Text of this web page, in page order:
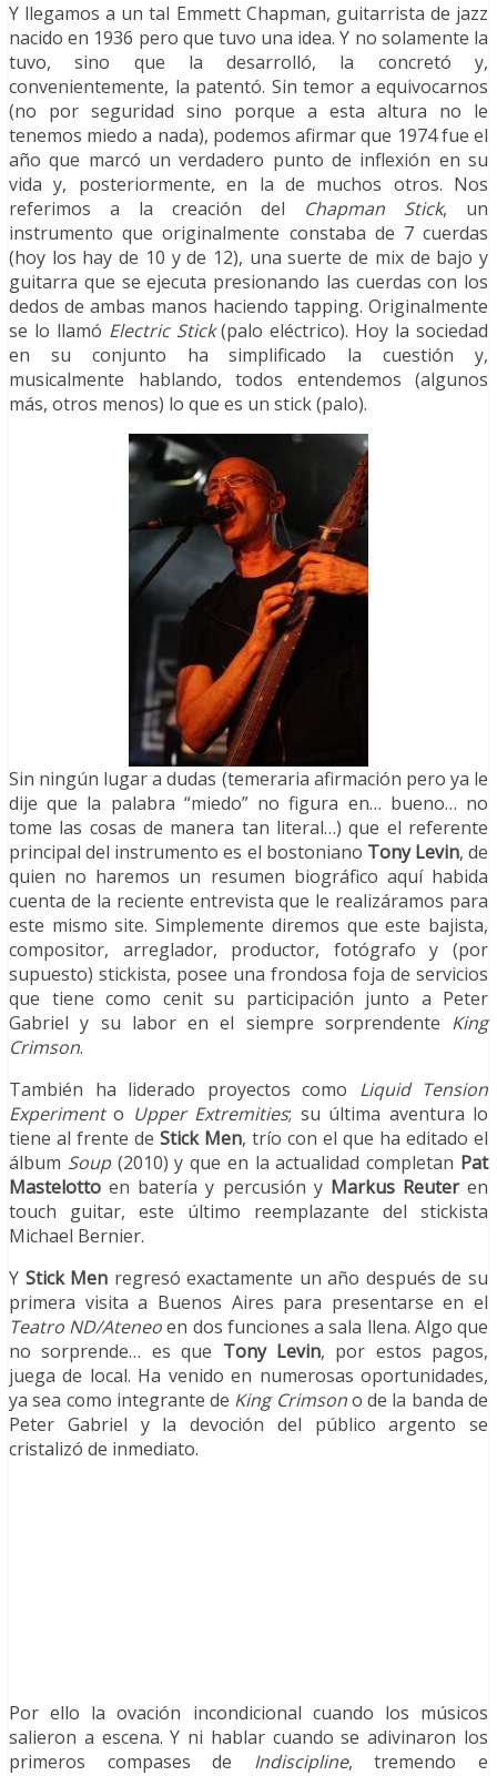
Y llegamos a un tal Emmett Chapman, guitarrista de jazz
nacido en 1936 pero que tuvo una idea. Y no solamente la
tuvo, sino que la desarrolló, la concretó y,
convenientemente, la patentó. Sin temor a equivocarnos
(no por seguridad sino porque a esta altura no le
tenemos miedo a nada), podemos afirmar que 1974 fue el
año que marcó un verdadero punto de inflexión en su
vida y, posteriormente, en la de muchos otros. Nos
referimos a la creación del Chapman Stick, un
instrumento que originalmente constaba de 7 cuerdas
(hoy los hay de 10 y de 12), una suerte de mix de bajo y
guitarra que se ejecuta presionando las cuerdas con los
dedos de ambas manos haciendo tapping. Originalmente
se lo llamó Electric Stick(palo eléctrico). Hoy la sociedad
en su conjunto ha simplificado la cuestión y,
musicalmente hablando, todos entendemos (algunos
más, otros menos) lo que es un stick (palo).
Sin ningún lugar a dudas (temeraria afirmación pero ya le
dije que la palabra “miedo” no figura en… bueno… no
tome las cosas de manera tan literal…) que el referente
principal del instrumento es el bostoniano Tony Levin, de
quien no haremos un resumen biográfico aquí habida
cuenta de la reciente entrevista que le realizáramos para
este mismo site. Simplemente diremos que este bajista,
compositor, arreglador, productor, fotógrafo y (por
supuesto) stickista, posee una frondosa foja de servicios
que tiene como cenit su participación junto a Peter
Gabriel y su labor en el siempre sorprendente King
Crimson.
También ha liderado proyectos como Liquid Tension
Experimento Upper Extremities; su última aventura lo
tiene al frente de Stick Men, trío con el que ha editado el
álbum Soup(2010) y que en la actualidad completan Pat
Mastelotto en batería y percusión y Markus Reuteren
touch guitar, este último reemplazante del stickista
Michael Bernier.
Y Stick Men regresó exactamente un año después de su
primera visita a Buenos Aires para presentarse en el
Teatro ND/Ateneoen dos funciones a sala llena. Algo que
no sorprende… es que Tony Levin, por estos pagos,
juega de local. Ha venido en numerosas oportunidades,
ya sea como integrante de King Crimsono de la banda de
Peter Gabriel y la devoción del público argento se
cristalizó de inmediato.
Por ello la ovación incondicional cuando los músicos
salieron a escena. Y ni hablar cuando se adivinaron los
primeros compases de Indiscipline, tremendo e